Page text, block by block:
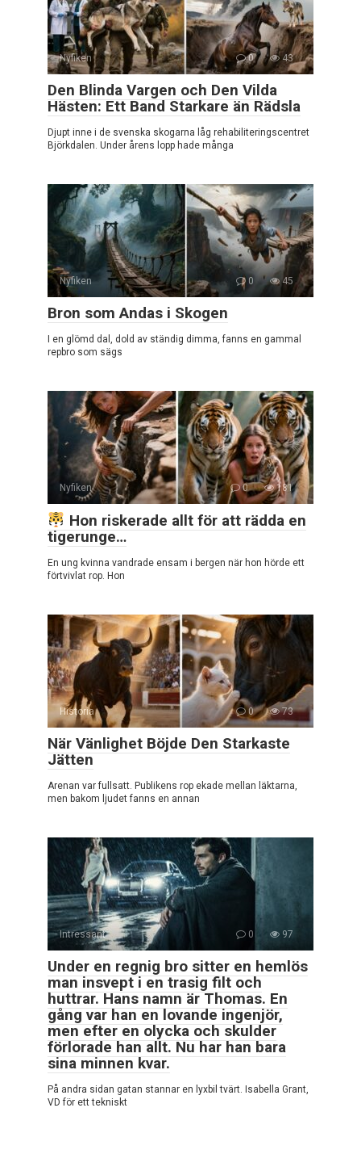
Nyfiken 0 43
Den Blinda Vargen och Den Vilda
Hästen: Ett Band Starkare än Rädsla
Djupt inne i de svenska skogarna låg rehabiliteringscentret
Björkdalen. Under årens lopp hade många
Nyfiken 0 45
Bron som Andas i Skogen
I en glömd dal, dold av ständig dimma, fanns en gammal
repbro som sägs
Nyfiken 0 181
Hon riskerade allt för att rädda en
tigerunge…
En ung kvinna vandrade ensam i bergen när hon hörde ett
förtvivlat rop. Hon
Historia 0 73
När Vänlighet Böjde Den Starkaste
Jätten
Arenan var fullsatt. Publikens rop ekade mellan läktarna,
men bakom ljudet fanns en annan
Intressant 0 97
Under en regnig bro sitter en hemlös
man insvept i en trasig filt och
huttrar. Hans namn är Thomas. En
gång var han en lovande ingenjör,
men efter en olycka och skulder
förlorade han allt. Nu har han bara
sina minnen kvar.
På andra sidan gatan stannar en lyxbil tvärt. Isabella Grant,
VD för ett tekniskt